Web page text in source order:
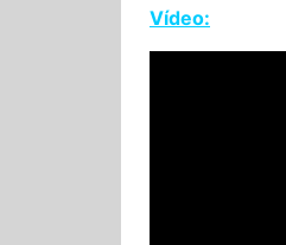
Vídeo: